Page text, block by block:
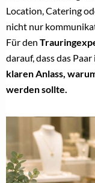
Location, Catering
nicht nur
Für den
darauf, dass das
klaren Anlass,
werden sollte.